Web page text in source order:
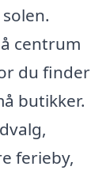
centrum
du finder
butikker.
ferieby,